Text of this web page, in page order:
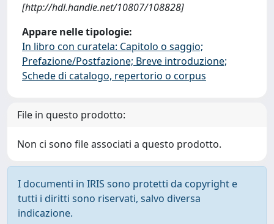
[http://hdl.handle.net/10807/108828]
Appare nelle tipologie:
In libro con curatela: Capitolo o saggio;
Prefazione/Postfazione; Breve introduzione;
Schede di catalogo, repertorio o corpus
File in questo prodotto:
Non ci sono file associati a questo prodotto.
I documenti in IRIS sono protetti da copyright e
tutti i diritti sono riservati, salvo diversa
indicazione.